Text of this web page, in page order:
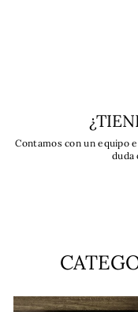
Contamos con un equipo
duda